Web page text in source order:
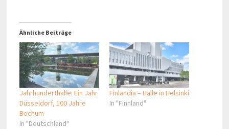
Ähnliche Beiträge
Jahrhunderthalle: Ein Jahr
Düsseldorf, 100 Jahre
Bochum
In "Deutschland"
Finlandia – Halle in Helsinki
In "Finnland"